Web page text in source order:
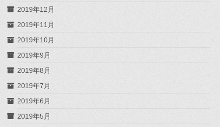
2019年12月
2019年11月
2019年10月
2019年9月
2019年8月
2019年7月
2019年6月
2019年5月